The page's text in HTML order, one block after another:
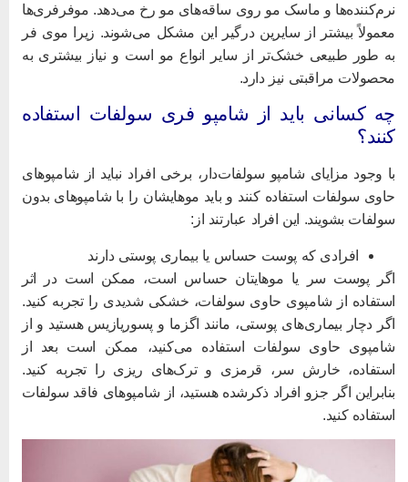
و ماسک مو روی ساقه‌های مو رخ می‌دهد. موفرفری‌ها
بیشتر از سایرین درگیر این مشکل می‌شوند. زیرا موی فر
طور طبیعی خشک‌تر از سایر انواع مو است و نیاز بیشتری به
مراقبتی نیز دارد.
کسانی باید از شامپو فری سولفات استفاده
وجود مزایای شامپو سولفات‌دار، برخی افراد نباید از شامپوهای
سولفات استفاده کنند و باید موهایشان را با شامپوهای بدون
بشویند. این افراد عبارتند از:
افرادی که پوست حساس یا بیماری پوستی دارند
پوست سر یا موهایتان حساس است، ممکن است در اثر
از شامپوی حاوی سولفات، خشکی شدیدی را تجربه کنید.
دچار بیماری‌های پوستی، مانند اگزما و پسوریازیس هستید و از
حاوی سولفات استفاده می‌کنید، ممکن است بعد از
خارش سر، قرمزی و ترک‌های ریزی را تجربه کنید.
اگر جزو افراد ذکرشده هستید، از شامپوهای فاقد سولفات
کنید.